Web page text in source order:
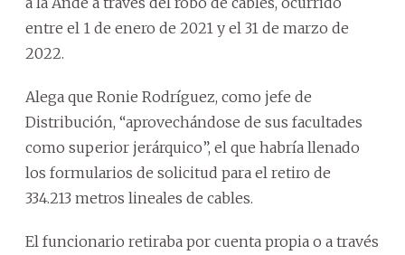
entre el 1 de enero de 2021 y el 31 de marzo de
2022.
Alega que Ronie Rodríguez, como jefe de
Distribución, “aprovechándose de sus facultades
como superior jerárquico”, el que habría llenado
los formularios de solicitud para el retiro de
334.213 metros lineales de cables.
El funcionario retiraba por cuenta propia o a través